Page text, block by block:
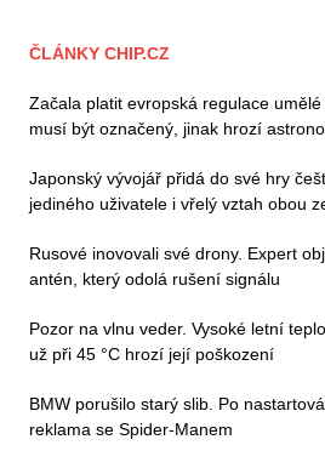
ČLÁNKY CHIP.CZ
Začala platit evropská regulace
musí být označený, jinak hrozí
Japonský vývojář přidá do své hry
jediného uživatele i vřelý vztah obou
Rusové inovovali své drony. Expert
antén, který odolá rušení signálu
Pozor na vlnu veder. Vysoké letní
už při 45 °C hrozí její poškození
BMW porušilo starý slib. Po
reklama se Spider-Manem